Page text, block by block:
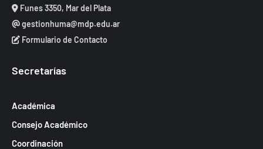
Funes 3350, Mar del Plata
gestionhuma@mdp.edu.ar
Formulario de Contacto
Secretarías
Académica
Consejo Académico
Coordinación